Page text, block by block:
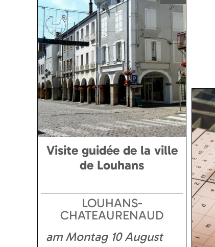
Visite guidée de la ville
de Louhans
LOUHANS-
CHATEAURENAUD
am Montag 10 August